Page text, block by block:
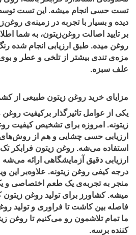
تست حسی انجام میشه. این تست
دیده و بسیار با تجربه در زمینه‌ی
بر تایید اصالت روغن‌زیتون، به شما
روغن میده. طبق ارزیابی انجام شده رنگ
مزه‌ی تندی بیشتر از تلخی و عطر و بوی
علف سبزه.
مزایای خرید روغن زیتون طبیعی از
یکی از عوامل تاثیرگذار برکیفیت روغن
زیتونه. امروزه برای تشخیص کیفیت
ارزیابی حسی چشایی و هم از روش‌های
استفاده می‌شه. روغن زیتون فرابکر تک
ارزیابی دقیق آزمایشگاهی ارائه می‌شه و
درجه کیفی روغن زیتونه. علاوه‌بر این
منجر به تجربه‌ی یک طعم اختصاصی و
میشه. کشاورز برای تولید روغن زیتون
فاصله بین کاشت تا فراوری و تولید
ما تمام تلاشمون رو می‌کنیم تا روغن
کننده برسه.